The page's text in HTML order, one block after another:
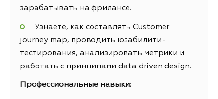
зарабатывать на фрилансе.
Узнаете, как составлять Customer
journey map, проводить юзабилити-
тестирования, анализировать метрики и
работать с принципами data driven design.
Профессиональные навыки: